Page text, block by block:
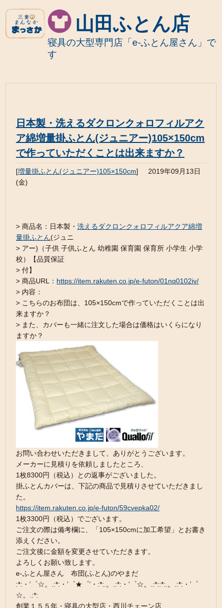
山田ふとん店
寝具の大型専門店「e-ふとん屋さん」で
す
日本製・洗えるダクロンクォロフィルアク
ア綿増量掛ふとん(ジュニアー)105×150cm
で作っていただくことは出来ますか？
[増量掛ふとん(ジュニアー)105×150cm]
2019年09月13日
(金)
> 商品名：日本製・洗えるダクロンクォロフィルアクア綿増
量掛ふとん(ジュニ
> アー)（子供 子供ふとん 幼稚園 保育園 保育所 小学生 小学
校）【品質保証
> 付】
> 商品URL： https://item.rakuten.co.jp/e-futon/01nq0102iv/
> 内容：
> こちらのお布団は、105×150cmで作っていただくことは出
来ますか？
> また、カバーも一緒に注文した場合は価格はいくらになり
ますか？
お問い合わせいただきまして、ありがとうございます。
メーカーに見積りを依頼しましたところ、
1枚8300円（税込）との返事がございました。
掛ふとんカバーは、下記の商品で見積りさせていただきまし
た。
https://item.rakuten.co.jp/e-futon/59cvepka02/
1枚3300円（税込）でございます。
ご注文の際は備考欄に、「105×150cmに加工希望」とお書き
添えください。
ご注文後に金額を変更させていただきます。
よろしくお願い致します。
e-ふとん屋さん 布団(ふとん)のやまだ
:*:・’゜☆。.:*:・’゜★゜’・:*:.。.:*:・’゜☆。.:*::*:.。.:*:・’゜
☆。.:*:
創業１５５年・寝具の大型店・西川チェーン店